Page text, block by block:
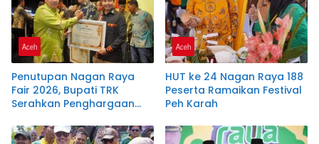
Aceh
Penutupan Nagan Raya
Fair 2026, Bupati TRK
Serahkan Penghargaan
Aceh
HUT ke 24 Nagan Raya 188
Peserta Ramaikan Festival
Peh Karah